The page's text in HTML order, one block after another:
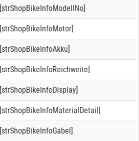
[strShopBikeInfoModellNo]
[strShopBikeInfoMotor]
[strShopBikeInfoAkku]
[strShopBikeInfoReichweite]
[strShopBikeInfoDisplay]
[strShopBikeInfoMaterialDetail]
[strShopBikeInfoGabel]